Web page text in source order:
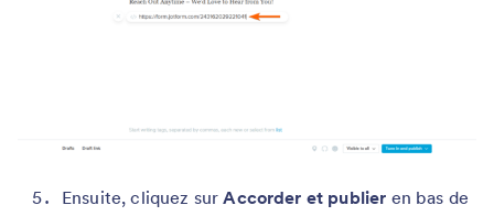
Ensuite, cliquez surAccorder et publier en bas de